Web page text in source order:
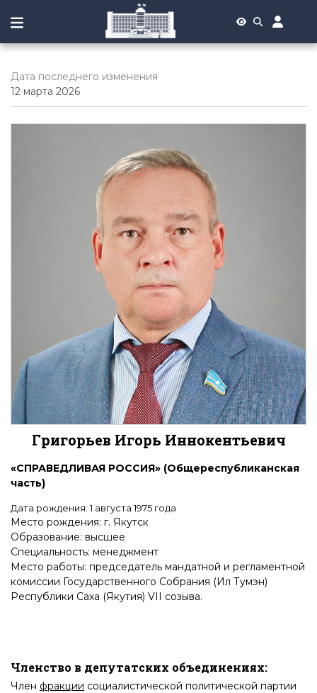
Дата последнего изменения
12 марта 2026
Григорьев Игорь Иннокентьевич
«СПРАВЕДЛИВАЯ РОССИЯ» (Общереспубликанская
часть)
Дата рождения: 1 августа 1975 года
Место рождения: г. Якутск
Образование: высшее
Специальность: менеджмент
Место работы: председатель мандатной и регламентной
комиссии Государственного Собрания (Ил Тумэн)
Республики Саха (Якутия) VII созыва.
Членство в депутатских объединениях:
Член фракции социалистической политической партии